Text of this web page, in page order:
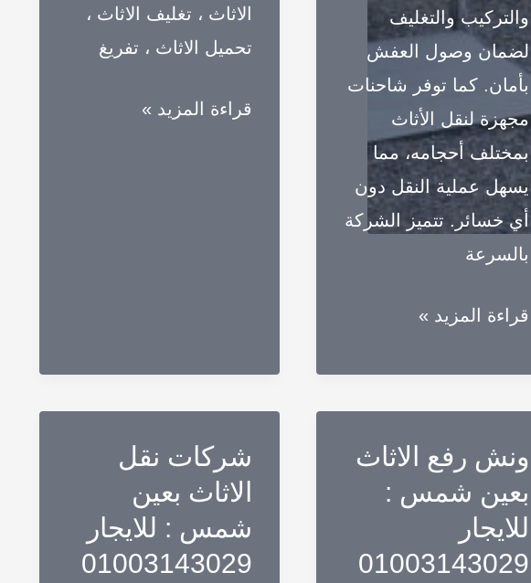
والتركيب والتغليف
لضمان وصول العفش
بأمان. كما توفر شاحنات
مجهزة لنقل الأثاث
بمختلف أحجامه، مما
يسهل عملية النقل دون
أي خسائر. تتميز الشركة
بالسرعة
أسرع
عفش
بجدة
|
نقل
قراءة المزيد »
الاثاث ، تغليف الاثاث ،
تحميل الاثاث ، تفريغ
شركة
خصم
50%
قراءة المزيد »
ونش رفع الاثاث
بعين شمس :
للايجار
01003143029
شركات نقل
الاثاث بعين
شمس : للايجار
01003143029